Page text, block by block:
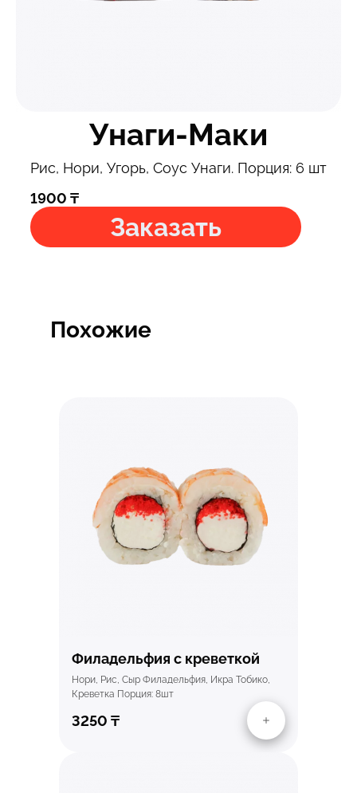
Унаги-Маки
Рис, Нори, Угорь, Соус Унаги. Порция: 6 шт
1900 ₸
Заказать
Похожие
Быстрый просмотр
Филадельфия с креветкой
Нори, Рис, Сыр Филадельфия, Икра Тобико,
Креветка Порция: 8шт
3250 ₸